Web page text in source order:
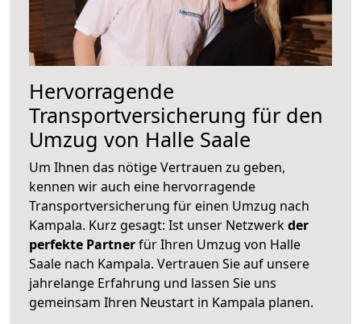
Hervorragende
Transportversicherung für den
Umzug von Halle Saale
Um Ihnen das nötige Vertrauen zu geben,
kennen wir auch eine hervorragende
Transportversicherung für einen Umzug nach
Kampala. Kurz gesagt: Ist unser Netzwerkder
perfekte Partnerfür Ihren Umzug von Halle
Saale nach Kampala. Vertrauen Sie auf unsere
jahrelange Erfahrung und lassen Sie uns
gemeinsam Ihren Neustart in Kampala planen.